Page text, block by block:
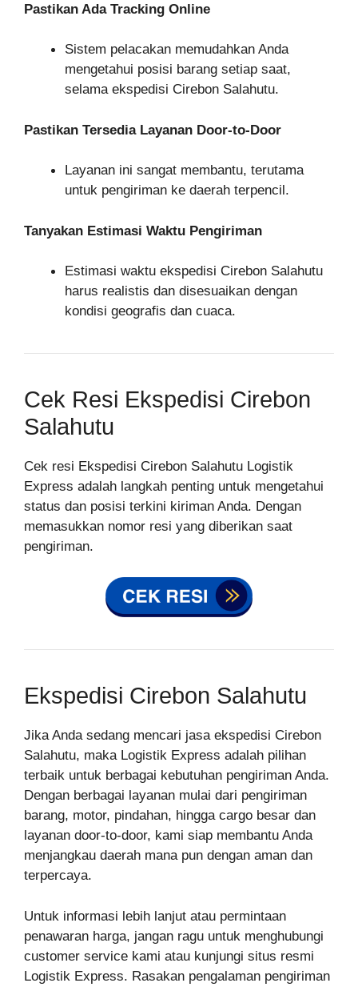
Pastikan Ada Tracking Online
Sistem pelacakan memudahkan Anda
mengetahui posisi barang setiap saat,
selama ekspedisi Cirebon Salahutu.
Pastikan Tersedia Layanan Door-to-Door
Layanan ini sangat membantu, terutama
untuk pengiriman ke daerah terpencil.
Tanyakan Estimasi Waktu Pengiriman
Estimasi waktu ekspedisi Cirebon Salahutu
harus realistis dan disesuaikan dengan
kondisi geografis dan cuaca.
Cek Resi Ekspedisi Cirebon
Salahutu
Cek resi Ekspedisi Cirebon Salahutu Logistik
Express adalah langkah penting untuk mengetahui
status dan posisi terkini kiriman Anda. Dengan
memasukkan nomor resi yang diberikan saat
pengiriman.
Ekspedisi Cirebon Salahutu
Jika Anda sedang mencari jasa ekspedisi Cirebon
Salahutu, maka Logistik Express adalah pilihan
terbaik untuk berbagai kebutuhan pengiriman Anda.
Dengan berbagai layanan mulai dari pengiriman
barang, motor, pindahan, hingga cargo besar dan
layanan door-to-door, kami siap membantu Anda
menjangkau daerah mana pun dengan aman dan
terpercaya.
Untuk informasi lebih lanjut atau permintaan
penawaran harga, jangan ragu untuk menghubungi
customer service kami atau kunjungi situs resmi
Logistik Express. Rasakan pengalaman pengiriman